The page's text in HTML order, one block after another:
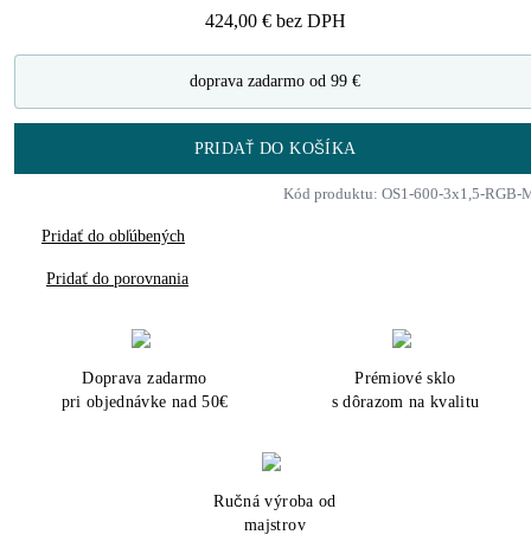
424,00 € bez DPH
doprava zadarmo od 99 €
PRIDAŤ DO KOŠÍKA
Kód produktu: OS1-600-3x1,5-RGB-
Pridať do obľúbených
Pridať do porovnania
Doprava zadarmo
pri objednávke nad 50€
Prémiové sklo
s dôrazom na kvalitu
Ručná výroba od
majstrov